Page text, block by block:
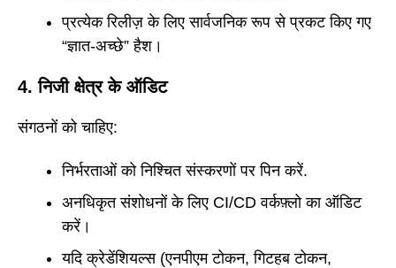
प्रत्येक रिलीज़ के लिए सार्वजनिक रूप से प्रकट किए गए
“ज्ञात-अच्छे” हैश।
4. निजी क्षेत्र के ऑडिट
संगठनों को चाहिए:
निर्भरताओं को निश्चित संस्करणों पर पिन करें.
अनधिकृत संशोधनों के लिए CI/CD वर्कफ़्लो का ऑडिट
करें।
यदि क्रेडेंशियल्स (एनपीएम टोकन, गिटहब टोकन,